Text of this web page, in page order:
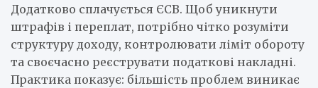
Додатково сплачується ЄСВ. Щоб уникнути
штрафів і переплат, потрібно чітко розуміти
структуру доходу, контролювати ліміт обороту
та своєчасно реєструвати податкові накладні.
Практика показує: більшість проблем виникає